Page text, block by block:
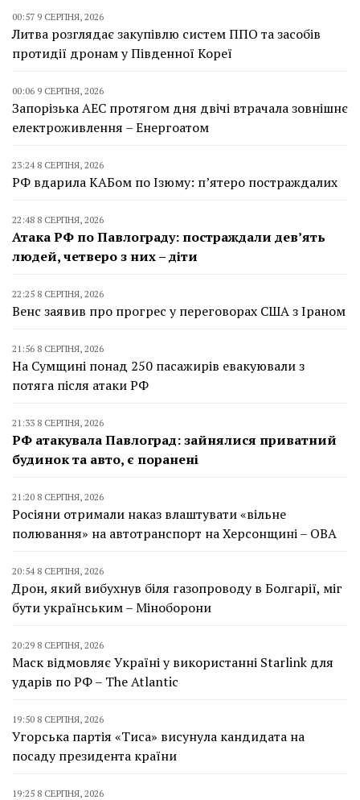
00:57 9 СЕРПНЯ, 2026
Литва розглядає закупівлю систем ППО та засобів
протидії дронам у Південної Кореї
00:06 9 СЕРПНЯ, 2026
Запорізька АЕС протягом дня двічі втрачала зовнішнє
електроживлення – Енергоатом
23:24 8 СЕРПНЯ, 2026
РФ вдарила КАБом по Ізюму: п’ятеро постраждалих
22:48 8 СЕРПНЯ, 2026
Атака РФ по Павлограду: постраждали дев’ять
людей, четверо з них – діти
22:25 8 СЕРПНЯ, 2026
Венс заявив про прогрес у переговорах США з Іраном
21:56 8 СЕРПНЯ, 2026
На Сумщині понад 250 пасажирів евакуювали з
потяга після атаки РФ
21:33 8 СЕРПНЯ, 2026
РФ атакувала Павлоград: зайнялися приватний
будинок та авто, є поранені
21:20 8 СЕРПНЯ, 2026
Росіяни отримали наказ влаштувати «вільне
полювання» на автотранспорт на Херсонщині – ОВА
20:54 8 СЕРПНЯ, 2026
Дрон, який вибухнув біля газопроводу в Болгарії, міг
бути українським – Міноборони
20:29 8 СЕРПНЯ, 2026
Маск відмовляє Україні у використанні Starlink для
ударів по РФ – The Atlantic
19:50 8 СЕРПНЯ, 2026
Угорська партія «Тиса» висунула кандидата на
посаду президента країни
19:25 8 СЕРПНЯ, 2026